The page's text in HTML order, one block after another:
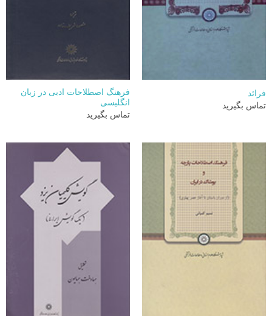
فرائد
تماس بگیرید
فرهنگ اصطلاحات ادبی در زبان
انگلیسی
تماس بگیرید